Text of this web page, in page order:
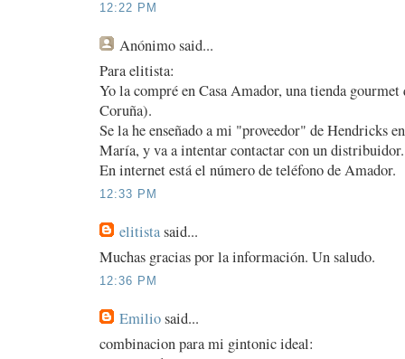
12:22 PM
Anónimosaid...
Para elitista:
Yo la compré en Casa Amador, una tienda
Coruña).
Se la he enseñado a mi "proveedor" de Hendricks
María, y va a intentar contactar con un distribuidor.
En internet está el número de teléfono de Amador.
12:33 PM
elitistasaid...
Muchas gracias por la información. Un saludo.
12:36 PM
Emiliosaid...
combinacion para mi gintonic ideal: